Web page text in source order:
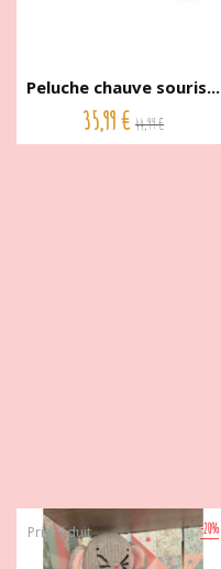
Peluche chauve souris...
35,99 € 44,99 €
-20%
Prix réduit